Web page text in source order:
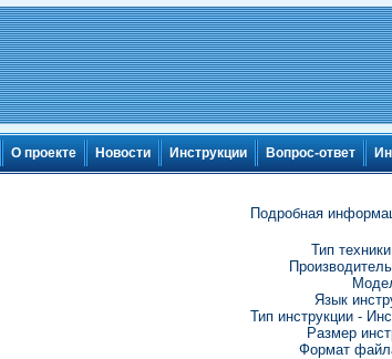
О проекте Новости Инструкции Вопрос-ответ
Подробная
Тип
Язык
Тип инструкции -
Размер
Формат